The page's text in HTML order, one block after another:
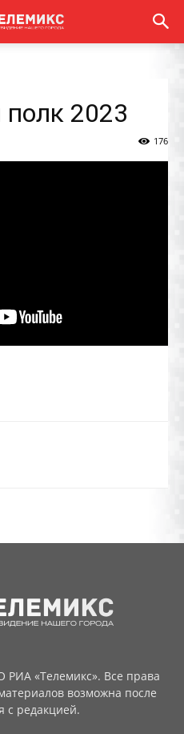
2023
176
«Телемикс». Все права
возможна после
с редакцией.